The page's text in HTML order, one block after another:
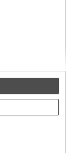
ΕΓΓΡΑΦΗ